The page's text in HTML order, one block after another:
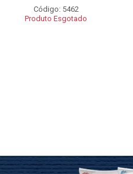
Código: 5462
Produto Esgotado